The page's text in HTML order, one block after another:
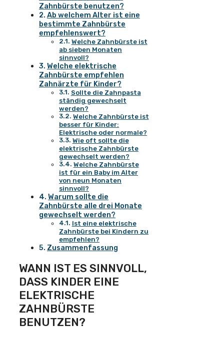
Zahnbürste benutzen?
Ab welchem Alter ist eine
bestimmte Zahnbürste
empfehlenswert?
Welche Zahnbürste ist
ab sieben Monaten
sinnvoll?
Welche elektrische
Zahnbürste empfehlen
Zahnärzte für Kinder?
Sollte die Zahnpasta
ständig gewechselt
werden?
Welche Zahnbürste ist
besser für Kinder:
Elektrische oder normale?
Wie oft sollte die
elektrische Zahnbürste
gewechselt werden?
Welche Zahnbürste
ist für ein Baby im Alter
von neun Monaten
sinnvoll?
Warum sollte die
Zahnbürste alle drei Monate
gewechselt werden?
Ist eine elektrische
Zahnbürste bei Kindern zu
empfehlen?
Zusammenfassung
WANN IST ES SINNVOLL,
DASS KINDER EINE
ELEKTRISCHE
ZAHNBÜRSTE
BENUTZEN?